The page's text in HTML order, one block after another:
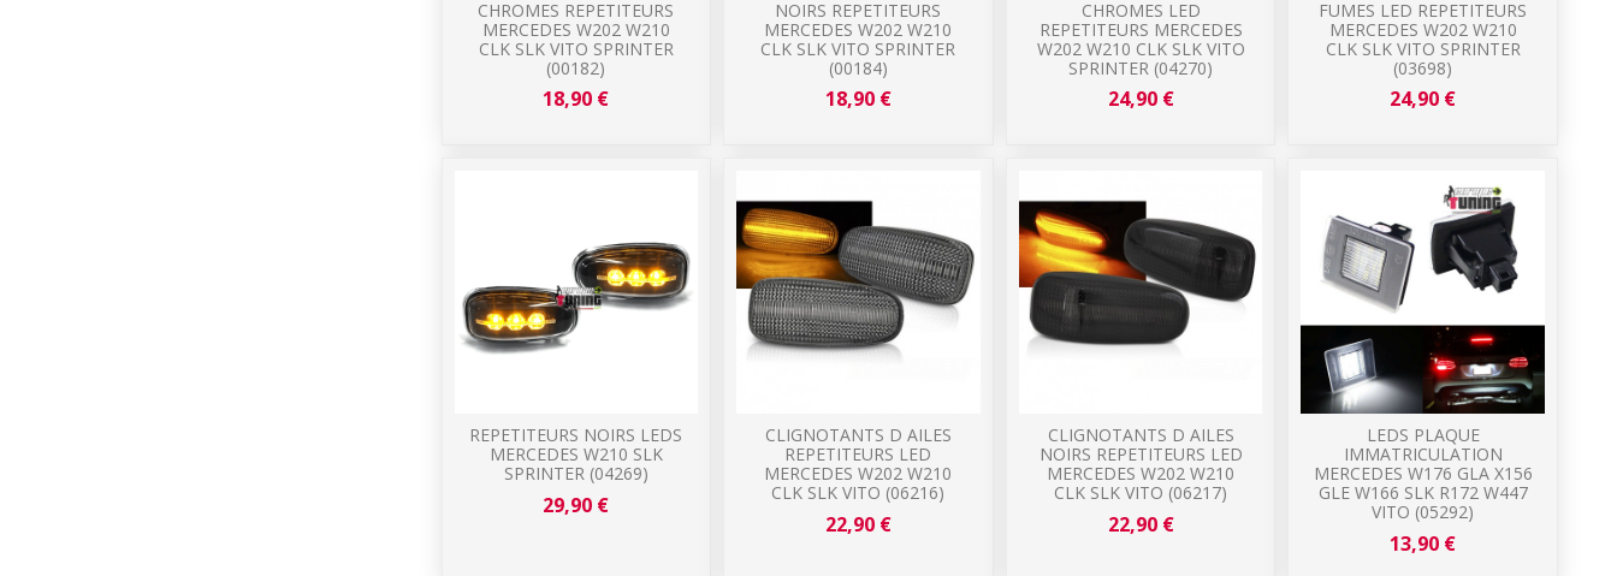
CHROMES REPETITEURS
MERCEDES W202 W210
CLK SLK VITO SPRINTER
(00182)
18,90 €
NOIRS REPETITEURS
MERCEDES W202 W210
CLK SLK VITO SPRINTER
(00184)
18,90 €
CHROMES LED
REPETITEURS MERCEDES
W202 W210 CLK SLK VITO
SPRINTER (04270)
24,90 €
FUMES LED REPETITEURS
MERCEDES W202 W210
CLK SLK VITO SPRINTER
(03698)
24,90 €
REPETITEURS NOIRS LEDS
MERCEDES W210 SLK
SPRINTER (04269)
29,90 €
CLIGNOTANTS D AILES
REPETITEURS LED
MERCEDES W202 W210
CLK SLK VITO (06216)
22,90 €
CLIGNOTANTS D AILES
NOIRS REPETITEURS LED
MERCEDES W202 W210
CLK SLK VITO (06217)
22,90 €
LEDS PLAQUE
IMMATRICULATION
MERCEDES W176 GLA X156
GLE W166 SLK R172 W447
VITO (05292)
13,90 €